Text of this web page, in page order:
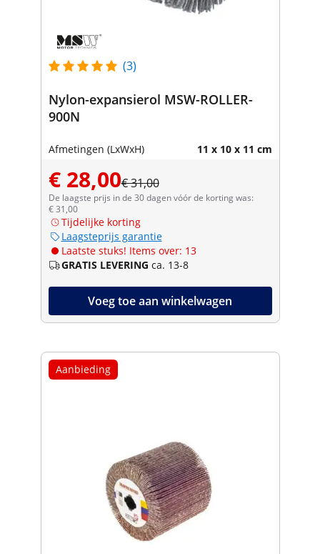
(3)
Nylon-expansierol MSW-ROLLER-
900N
Afmetingen (LxWxH) 11 x 10 x 11 cm
€ 28,00€ 31,00
De laagste prijs in de 30 dagen vóór de korting was:
€ 31,00
Tijdelijke korting
Laagsteprijs garantie
Laatste stuks! Items over: 13
GRATIS LEVERING ca. 13-8
Voeg toe aan winkelwagen
Aanbieding